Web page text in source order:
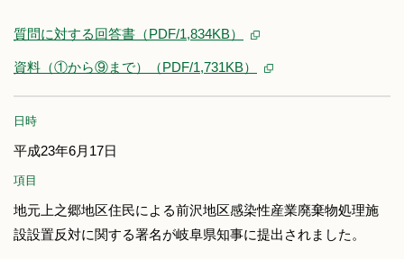
質問に対する回答書（PDF/1,834KB）
資料（①から⑨まで）（PDF/1,731KB）
日時
平成23年6月17日
項目
地元上之郷地区住民による前沢地区感染性産業廃棄物処理施
設設置反対に関する署名が岐阜県知事に提出されました。